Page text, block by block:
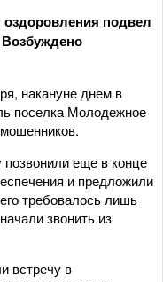
подвел
Возбуждено
накануне днем в
поселка Молодежное
еще в конце
и предложили
требовалось лишь
звонить из
встречу в